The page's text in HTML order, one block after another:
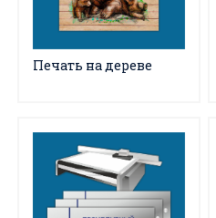
Печать на дереве